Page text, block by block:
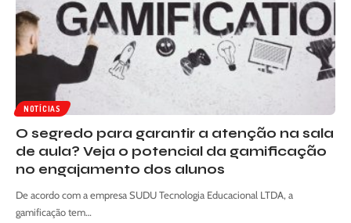
NOTÍCIAS
O segredo para garantir a atenção na sala
de aula? Veja o potencial da gamificação
no engajamento dos alunos
De acordo com a empresa SUDU Tecnologia Educacional LTDA, a
gamificação tem…